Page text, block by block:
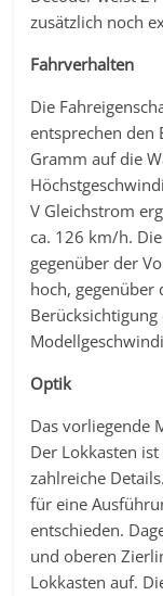
zusätzlich noch
Fahrverhalten
Die
entsprechen den
Gramm auf die
V Gleichstrom
ca. 126 km/h.
gegenüber der
hoch, gegenüber
Optik
Das vorliegende
Der Lokkasten
zahlreiche
für eine
entschieden.
und oberen
Lokkasten auf.